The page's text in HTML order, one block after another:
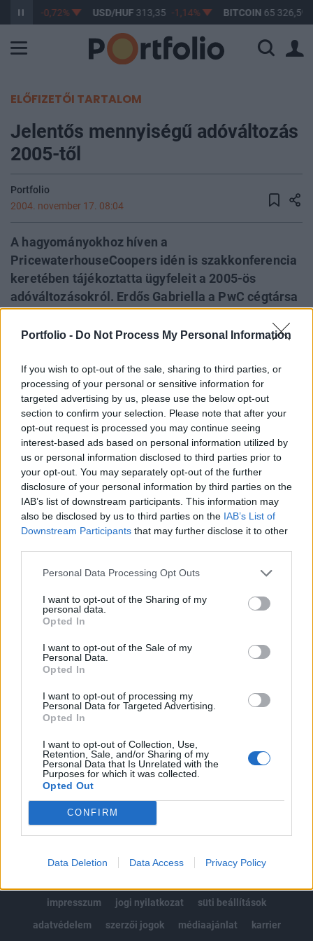
Portfolio - Do Not Process My Personal Information
If you wish to opt-out of the sale, sharing to third parties, or
processing of your personal or sensitive information for
targeted advertising by us, please use the below opt-out
section to confirm your selection. Please note that after your
opt-out request is processed you may continue seeing
interest-based ads based on personal information utilized by
us or personal information disclosed to third parties prior to
your opt-out. You may separately opt-out of the further
disclosure of your personal information by third parties on the
IAB’s list of downstream participants. This information may
also be disclosed by us to third parties on the IAB’s List of
Downstream Participants that may further disclose it to other
Personal Data Processing Opt Outs
I want to opt-out of the Sharing of my
personal data.
Opted In
I want to opt-out of the Sale of my
Personal Data.
Opted In
I want to opt-out of processing my
Personal Data for Targeted Advertising.
Opted In
I want to opt-out of Collection, Use,
Retention, Sale, and/or Sharing of my
Personal Data that Is Unrelated with the
Purposes for which it was collected.
Opted Out
CONFIRM
Data Deletion Data Access Privacy Policy
362,77 -0,72% USD/HUF 313,35 -1,14% BITCOIN 65 326,59
ELŐFIZETŐI TARTALOM
Jelentős mennyiségű adóváltozás
2005-től
Portfolio
2004. november 17. 08:04
A hagyományokhoz híven a
PricewaterhouseCoopers idén is szakkonferencia
keretében tájékoztatta ügyfeleit a 2005-ös
adóváltozásokról. Erdős Gabriella a PwC cégtársa
adóváltozások tömegüket tekintve ugyan
hoztak.
A jövedelemadózás területén az SZJA köteles juttatások
szabályainak változása volt a leginkább előremutató lépés,
ugyanakkor a tőke és a munkajövedelmek adóterheinek
közelítése a vállalkozói kedv csökkenését eredményezheti.
A társaságok számára jó hír az adókedvezmények
feltételrendszerének könnyebbedése, rossz hír viszont a
kétes követelések le nem vonhatósága...
KEDVES OLVASÓNK!
A keresett cikk a portfolio.hu hírarchívumához
regisztrációhoz kötött.
Portfolio.hu teljes cikkarchívum
Kötéslisták: BÉT elmúlt 2 év napon belüli
MÁR ELŐFIZETŐNK VAGY?BEJELENTKEZÉS
impresszum
jogi nyilatkozat
süti beállítások
adatvédelem
szerzői jogok médiaajánlat karrier